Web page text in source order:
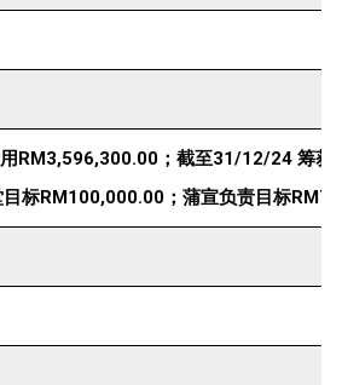
RM3,596,300.00；截至31/12/24 筹
标RM100,000.00；蒲宣负责目标